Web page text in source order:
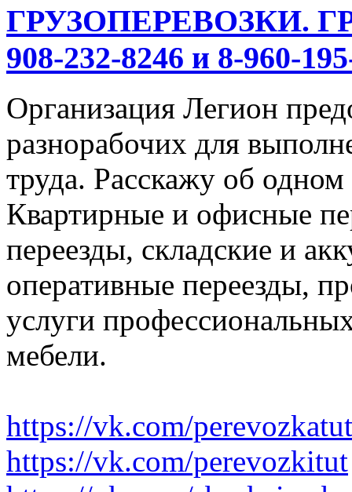
ГРУЗОПЕРЕВОЗКИ.
908-232-8246 и 8-960-
Организация Легион
разнорабочих для
труда. Расскажу об
Квартирные и офисные
переезды, складские и
оперативные переезды,
услуги
мебели.
https://vk.com/perevozkatut
https://vk.com/perevozkitut